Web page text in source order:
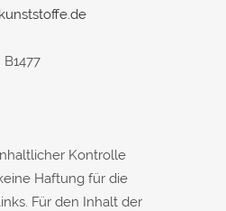
Kontrolle
Haftung für die
Für den Inhalt der